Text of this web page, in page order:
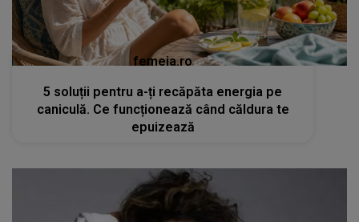
femeia.ro
5 soluții pentru a-ți recăpăta energia pe
caniculă. Ce funcționează când căldura te
epuizează